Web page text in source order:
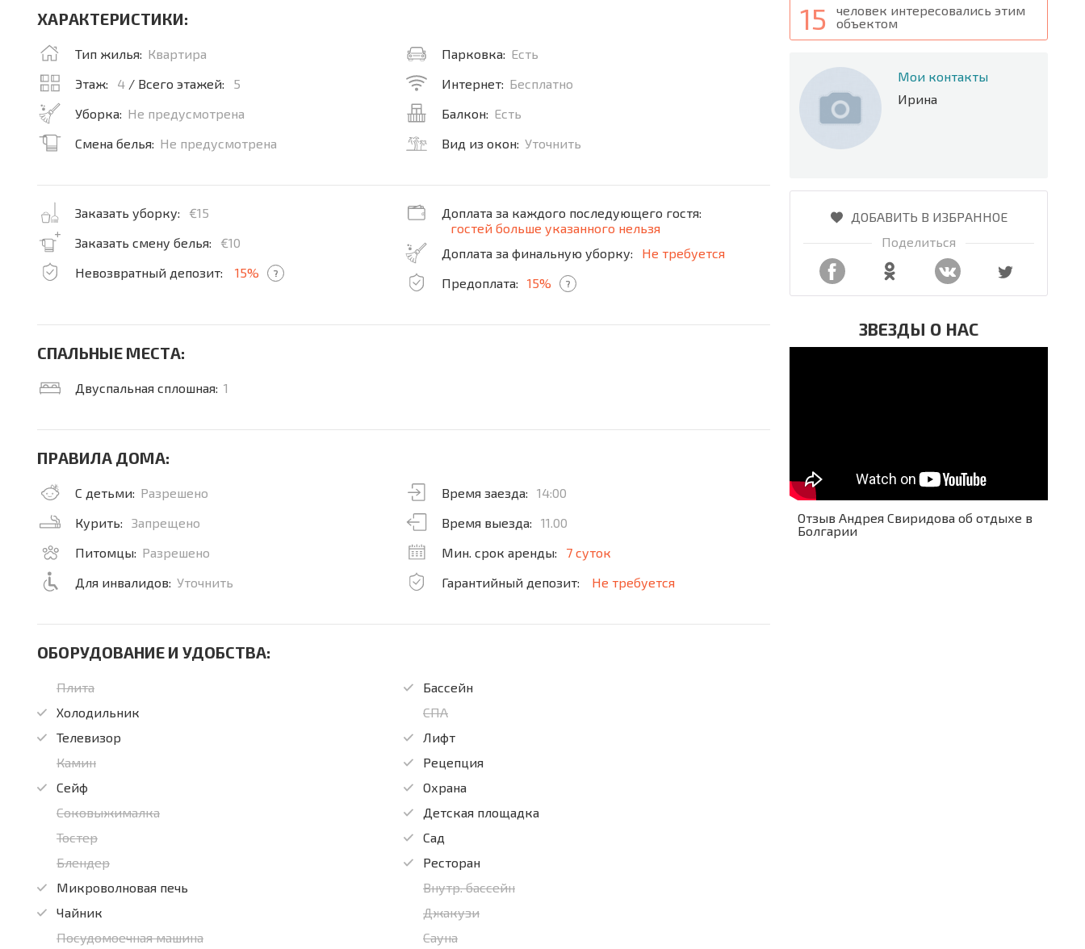
15
человек интересовались этим
объектом
Мои контакты
Ирина
ДОБАВИТЬ В ИЗБРАННОЕ
Поделиться
ЗВЕЗДЫ О НАС
Отзыв Андрея Свиридова об отдыхе в
Болгарии
ХАРАКТЕРИСТИКИ:
Тип жилья: Квартира
Этаж:
4 / Всего этажей:
5
Уборка: Не предусмотрена
Смена белья: Не предусмотрена
Парковка: Есть
Интернет: Бесплатно
Балкон: Есть
Вид из окон: Уточнить
Заказать уборку:
€15
Заказать смену белья:
€10
Невозвратный депозит:
15% ?
Доплата за каждого последующего гостя:
гостей больше указанного нельзя
Доплата за финальную уборку:
Не требуется
Предоплата:
15% ?
СПАЛЬНЫЕ МЕСТА:
Двуспальная сплошная: 1
ПРАВИЛА ДОМА:
С детьми: Разрешено
Курить:
Запрещено
Питомцы: Разрешено
Для инвалидов: Уточнить
Время заезда:
14:00
Время выезда:
11.00
Мин. срок аренды:
7 суток
Гарантийный депозит:
Не требуется
ОБОРУДОВАНИЕ И УДОБСТВА:
Плита
Холодильник
Телевизор
Камин
Сейф
Соковыжималка
Тостер
Блендер
Микроволновая печь
Чайник
Посудомоечная машина
Бассейн
СПА
Лифт
Рецепция
Охрана
Детская площадка
Сад
Ресторан
Внутр. бассейн
Джакузи
Сауна